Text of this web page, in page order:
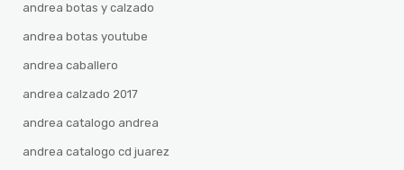
andrea botas y calzado
andrea botas youtube
andrea caballero
andrea calzado 2017
andrea catalogo andrea
andrea catalogo cd juarez